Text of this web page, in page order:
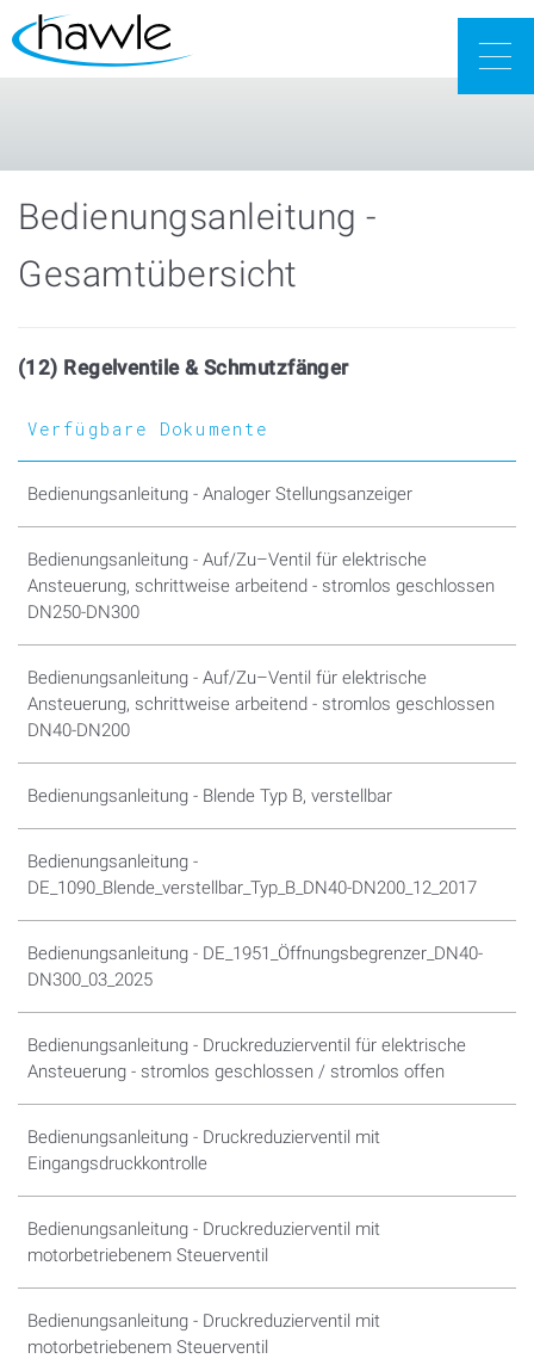
Bedienungsanleitung -
Gesamtübersicht
(12) Regelventile & Schmutzfänger
Verfügbare Dokumente
Bedienungsanleitung - Analoger Stellungsanzeiger
Bedienungsanleitung - Auf/Zu–Ventil für elektrische
Ansteuerung, schrittweise arbeitend - stromlos geschlossen
DN250-DN300
Bedienungsanleitung - Auf/Zu–Ventil für elektrische
Ansteuerung, schrittweise arbeitend - stromlos geschlossen
DN40-DN200
Bedienungsanleitung - Blende Typ B, verstellbar
Bedienungsanleitung -
DE_1090_Blende_verstellbar_Typ_B_DN40-DN200_12_2017
Bedienungsanleitung - DE_1951_Öffnungsbegrenzer_DN40-
DN300_03_2025
Bedienungsanleitung - Druckreduzierventil für elektrische
Ansteuerung - stromlos geschlossen / stromlos offen
Bedienungsanleitung - Druckreduzierventil mit
Eingangsdruckkontrolle
Bedienungsanleitung - Druckreduzierventil mit
motorbetriebenem Steuerventil
Bedienungsanleitung - Druckreduzierventil mit
motorbetriebenem Steuerventil